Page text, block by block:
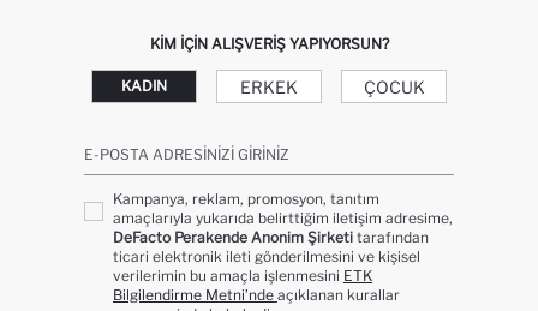
KIM IÇIN ALIŞVERIŞ YAPIYORSUN?
KADIN ERKEK ÇOCUK
E-POSTA ADRESINIZI GIRINIZ
Kampanya, reklam, promosyon, tanıtım
amaçlarıyla yukarıda belirttiğim iletişim adresime,
DeFacto Perakende Anonim Şirketi tarafından
ticari elektronik ileti gönderilmesini ve kişisel
verilerimin bu amaçla işlenmesini ETK
Bilgilendirme Metni’nde açıklanan kurallar